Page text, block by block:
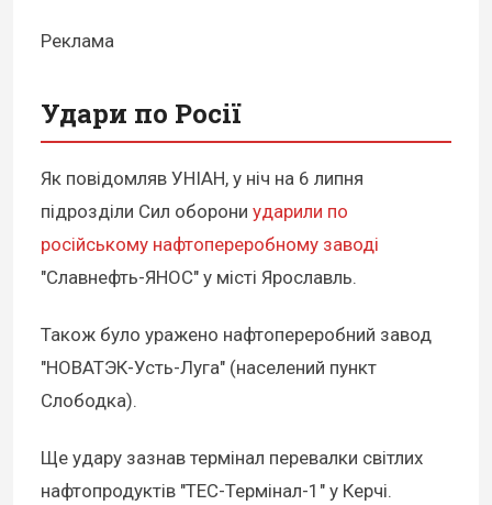
Реклама
Удари по Росії
Як повідомляв УНІАН, у ніч на 6 липня
підрозділи Сил оборони ударили по
російському нафтопереробному заводі
"Славнефть-ЯНОС" у місті Ярославль.
Також було уражено нафтопереробний завод
"НОВАТЭК-Усть-Луга" (населений пункт
Слободка).
Ще удару зазнав термінал перевалки світлих
нафтопродуктів "ТЕС-Термінал-1" у Керчі.